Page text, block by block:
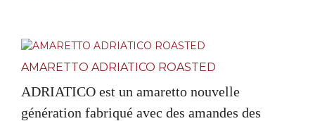
AMARETTO ADRIATICO ROASTED
ADRIATICO est un amaretto nouvelle
génération fabriqué avec des amandes des